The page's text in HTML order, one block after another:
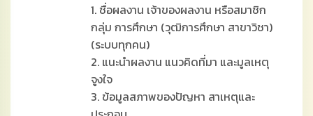
1. ชื่อผลงาน เจ้าของผลงาน หรือสมาชิก
กลุ่ม การศึกษา (วุฒิการศึกษา สาขาวิชา)
(ระบบทุกคน)
2. แนะนำผลงาน แนวคิดที่มา และมูลเหตุ
จูงใจ
3. ข้อมูลสภาพของปัญหา สาเหตุและ